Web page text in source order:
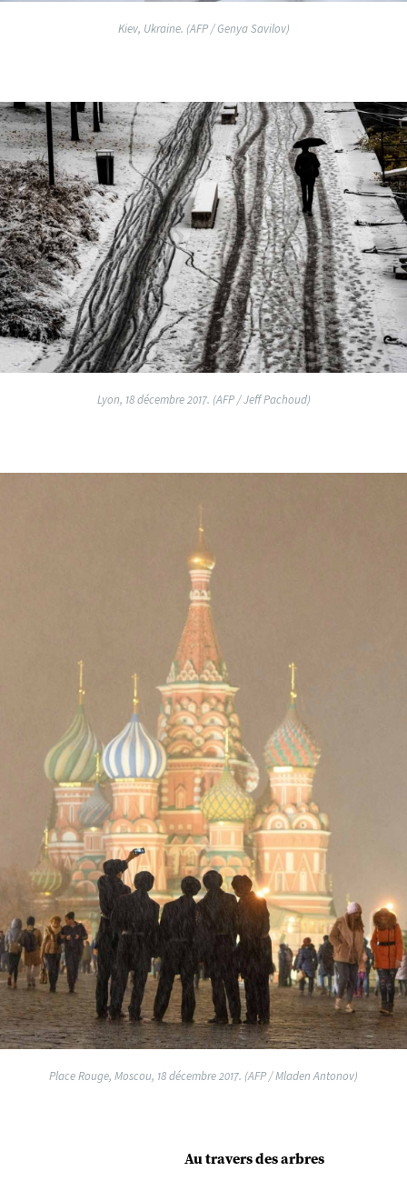
Kiev, Ukraine. (AFP / Genya Savilov)
Lyon, 18 décembre 2017. (AFP / Jeff Pachoud)
Place Rouge, Moscou, 18 décembre 2017. (AFP / Mladen Antonov)
Au travers des arbres